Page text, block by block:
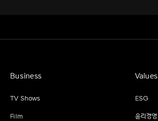
Business
TV Shows
Film
Values
ESG
윤리경영